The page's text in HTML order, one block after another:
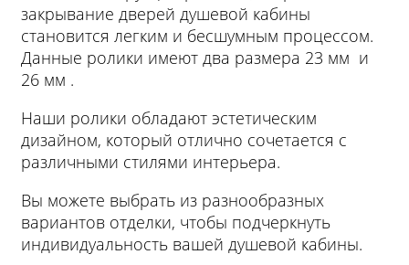
закрывание дверей душевой кабины
становится легким и бесшумным процессом.
Данные ролики имеют два размера 23 мм и
26 мм .
Наши ролики обладают эстетическим
дизайном, который отлично сочетается с
различными стилями интерьера.
Вы можете выбрать из разнообразных
вариантов отделки, чтобы подчеркнуть
индивидуальность вашей душевой кабины.